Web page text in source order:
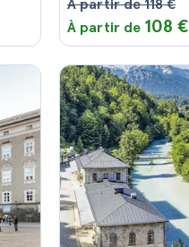
À partir de 118 €
À partir de 108 €